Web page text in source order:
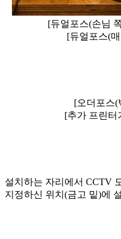
[듀얼포스(손님
[듀얼포스(매장
[오더포
[추가 프린터
설치하는 자리에서 CCTV
지정하신 위치(금고 밑)에